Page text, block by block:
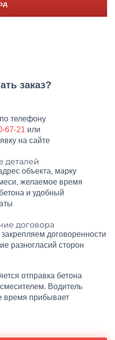
заказ?
телефону
67-21 или
на сайте
деталей
объекта, марку
желаемое время
и удобный
договора
договоренности
разногласий сторон
отправка бетона
Водитель
время прибывает